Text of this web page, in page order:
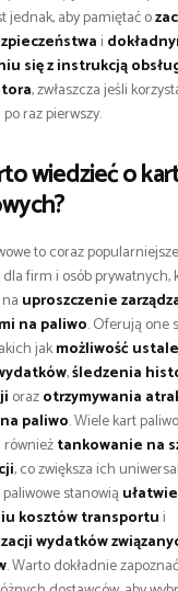
jednak, aby pamiętać o
i
się z instrukcją
, zwłaszcza jeśli
raz pierwszy.
wiedzieć o
to coraz popularniejsze
firm i osób prywatnych,
uproszczenie
na paliwo. Oferują one
jakmożliwość
,śledzenia
orazotrzymywania
paliwo. Wiele kart
tankowanie na
, co zwiększa ich
stanowią
kosztów transportu i
wydatków
. Warto dokładnie